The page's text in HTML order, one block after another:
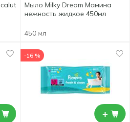
Мыло Milky Dream Мамина
нежность жидкое 450мл
450 мл
+
-16 %